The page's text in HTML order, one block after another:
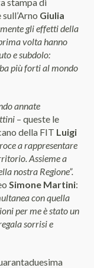
Giulia
gli effetti della
volta hanno
e subdolo:
più forti al mondo
annate
– queste le
della FIT Luigi
a rappresentare
Assieme a
nostra Regione”.
Simone Martini:
con quella
per me è stato un
sorrisi e